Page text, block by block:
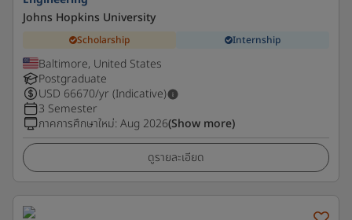
Johns Hopkins University
Scholarship Internship
Baltimore, United States
Postgraduate
USD 66670/yr (Indicative)
3 Semester
ภาคการศึกษาใหม่:Aug 2026(Show more)
ดูรายละเอียด